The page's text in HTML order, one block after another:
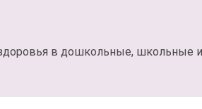
в дошкольные, школьные